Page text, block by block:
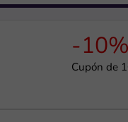
-10%
Cupón de